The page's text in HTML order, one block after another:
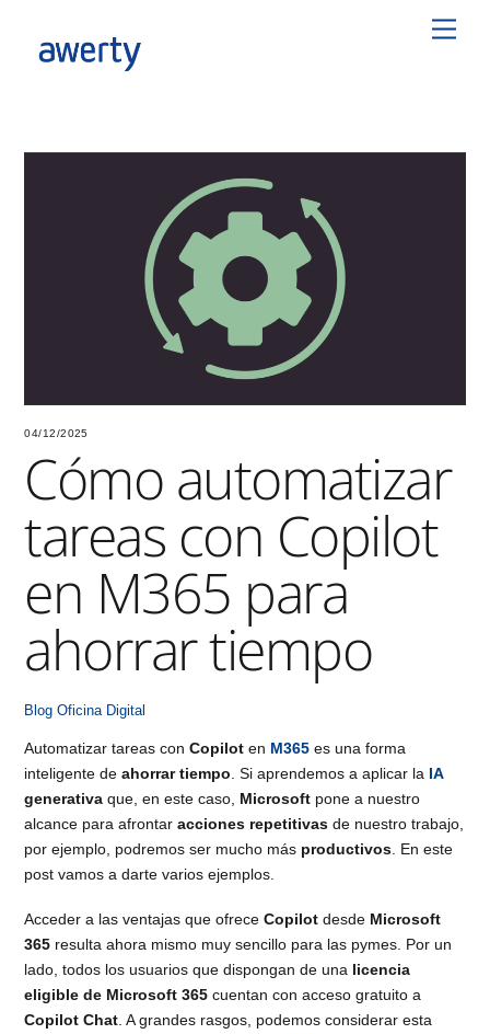
content
04/12/2025
Cómo automatizar
tareas con Copilot
en M365 para
ahorrar tiempo
Blog Oficina Digital
Automatizar tareas con Copilot en M365 es una forma
inteligente deahorrar tiempo . Si aprendemos a aplicar la IA
generativa que, en este caso, Microsoft pone a nuestro
alcance para afrontaracciones repetitivas de nuestro trabajo,
por ejemplo, podremos ser mucho más productivos . En este
post vamos a darte varios ejemplos.
Acceder a las ventajas que ofrece Copilot desde Microsoft
365 resulta ahora mismo muy sencillo para las pymes. Por un
lado, todos los usuarios que dispongan de una licencia
eligible de Microsoft 365 cuentan con acceso gratuito a
Copilot Chat . A grandes rasgos, podemos considerar esta